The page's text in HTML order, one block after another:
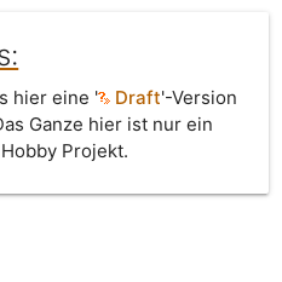
hier eine ' Draft'-Version
Ganze hier ist nur ein
Projekt.